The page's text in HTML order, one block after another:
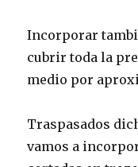
Incorporar
cubrir toda la
medio por
Traspasados
vamos a